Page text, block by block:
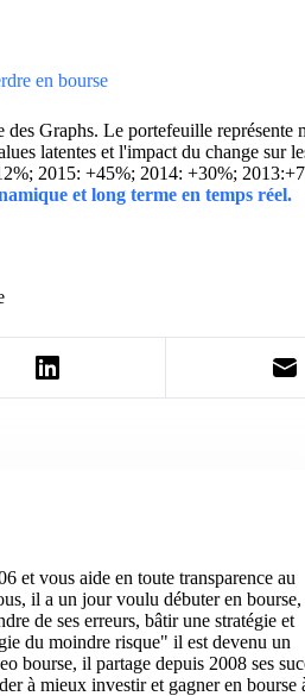
en bourse
Graphs. Le portefeuille
latentes et l'impact du change
2015: +45%; 2014: +30%;
et long terme en temps réel.
et vous aide en toute transparence au
il a un jour voulu débuter en bourse,
de ses erreurs, bâtir une stratégie et
du moindre risque" il est devenu un
bourse, il partage depuis 2008 ses
à mieux investir et gagner en bourse